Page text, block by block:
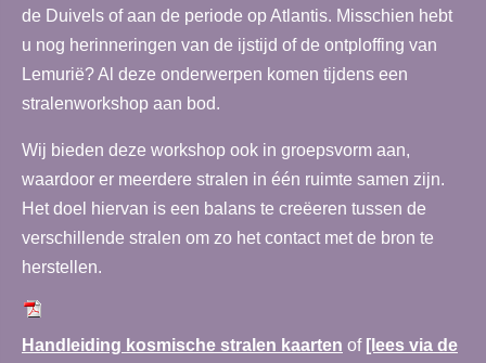
de Duivels of aan de periode op Atlantis. Misschien hebt
u nog herinneringen van de ijstijd of de ontploffing van
Lemurië? Al deze onderwerpen komen tijdens een
stralenworkshop aan bod.
Wij bieden deze workshop ook in groepsvorm aan,
waardoor er meerdere stralen in één ruimte samen zijn.
Het doel hiervan is een balans te creëeren tussen de
verschillende stralen om zo het contact met de bron te
herstellen.
Handleiding kosmische stralen kaarten of [lees via de